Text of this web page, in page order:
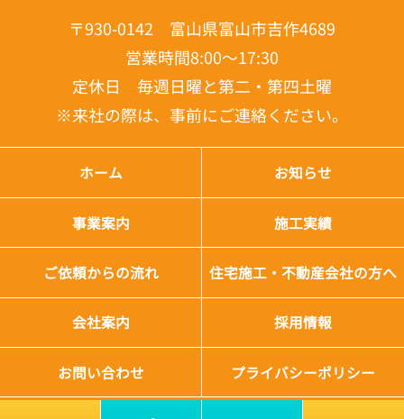
〒930-0142 富山県富山市吉作4689
営業時間8:00～17:30
定休日 毎週日曜と第二・第四土曜
※来社の際は、事前にご連絡ください。
ホーム お知らせ
事業案内 施工実績
ご依頼からの流れ 住宅施工・不動産会社の方へ
会社案内 採用情報
お問い合わせ プライバシーポリシー